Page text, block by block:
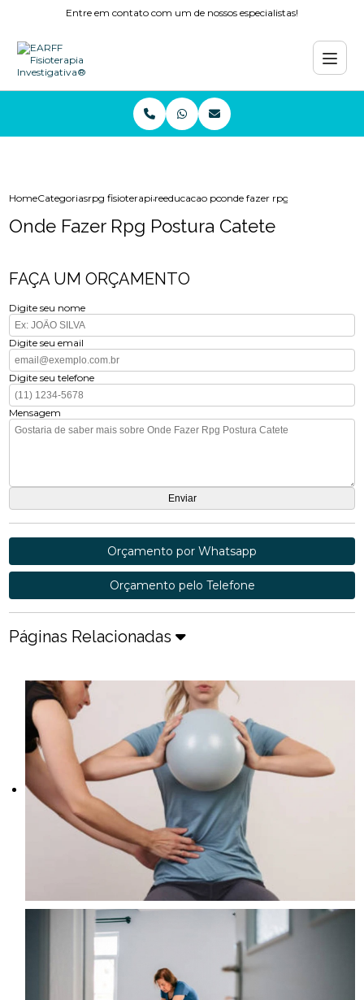
Entre em contato com um de nossos especialistas!
HomeCategoriasrpg fisioterapiareeducacao postural globalonde fazer rpg postura catete
Onde Fazer Rpg Postura Catete
FAÇA UM ORÇAMENTO
Digite seu nome
Digite seu email
Digite seu telefone
Mensagem
Orçamento por Whatsapp
Orçamento pelo Telefone
Páginas Relacionadas